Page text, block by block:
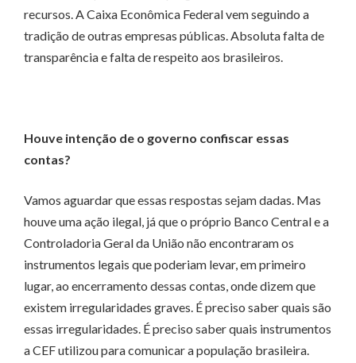
recursos. A Caixa Econômica Federal vem seguindo a
tradição de outras empresas públicas. Absoluta falta de
transparência e falta de respeito aos brasileiros.
Houve intenção de o governo confiscar essas
contas?
Vamos aguardar que essas respostas sejam dadas. Mas
houve uma ação ilegal, já que o próprio Banco Central e a
Controladoria Geral da União não encontraram os
instrumentos legais que poderiam levar, em primeiro
lugar, ao encerramento dessas contas, onde dizem que
existem irregularidades graves. É preciso saber quais são
essas irregularidades. É preciso saber quais instrumentos
a CEF utilizou para comunicar a população brasileira.